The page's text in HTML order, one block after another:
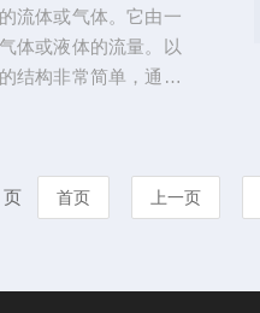
流体或气体。它由一
体或液体的流量。以
结构非常简单，通常
常容易。...
页 首页 上一页